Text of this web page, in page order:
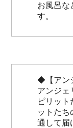
お風呂な
す。
◆【アン
アンジェ
ピリット
ットたち
通して届